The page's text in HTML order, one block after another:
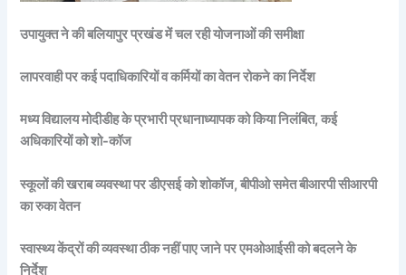
उपायुक्त ने की बलियापुर प्रखंड में चल रही योजनाओं की समीक्षा
लापरवाही पर कई पदाधिकारियों व कर्मियों का वेतन रोकने का निर्देश
मध्य विद्यालय मोदीडीह के प्रभारी प्रधानाध्यापक को किया निलंबित, कई
अधिकारियों को शो-कॉज
स्कूलों की खराब व्यवस्था पर डीएसई को शोकॉज, बीपीओ समेत बीआरपी सीआरपी
का रुका वेतन
स्वास्थ्य केंद्रों की व्यवस्था ठीक नहीं पाए जाने पर एमओआईसी को बदलने के
निर्देश